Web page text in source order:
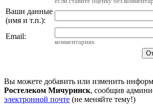
Ваши данные
(имя и т.п.):
Email:
комментариях
Вы можете добавить или изменить
Ростелеком Мичуринск, сообщив
электронной почте (не меняйте тему!)